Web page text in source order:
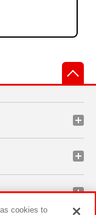
cookies to